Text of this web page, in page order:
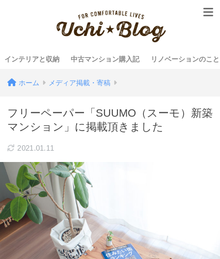
インテリアと収納 中古マンション購入記 リノベーションのこと
ホーム メディア掲載・寄稿
フリーペーパー「SUUMO（スーモ）新築
マンション」に掲載頂きました
2021.01.11